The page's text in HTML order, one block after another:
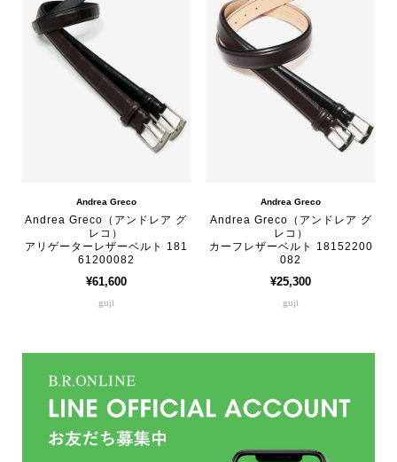
Andrea Greco
Andrea Greco（アンドレア グ
レコ）
アリゲーターレザーベルト 181
61200082
¥61,600
guji
Andrea Greco
Andrea Greco（アンドレア グ
レコ）
カーフレザーベルト 18152200
082
¥25,300
guji